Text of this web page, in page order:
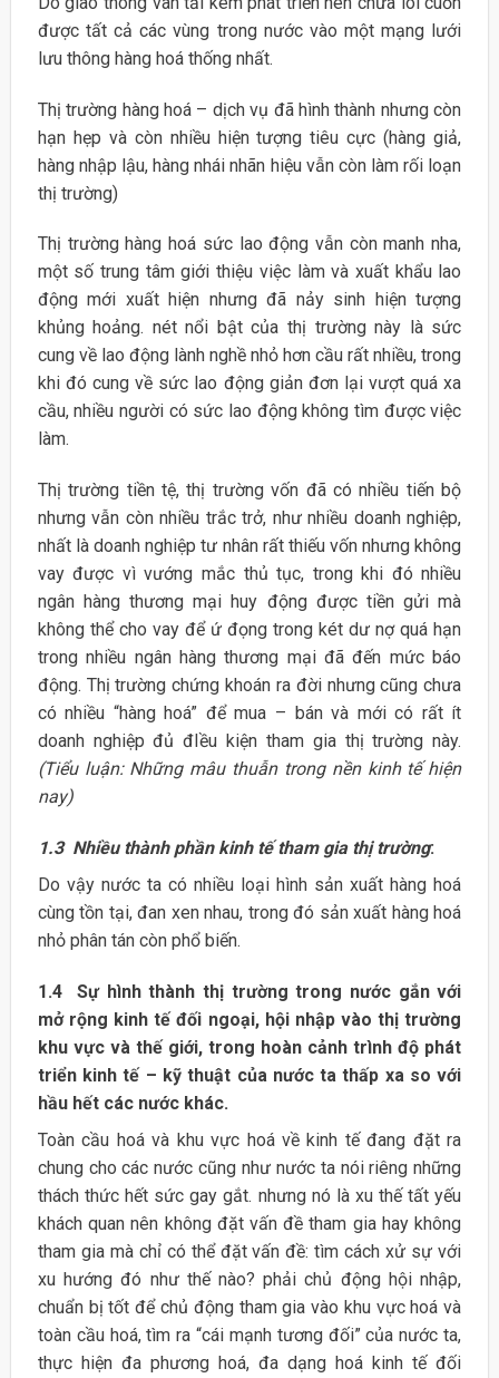
được tất cả các vùng trong nước vào một mạng lưới
lưu thông hàng hoá thống nhất.
Thị trường hàng hoá – dịch vụ đã hình thành nhưng còn
hạn hẹp và còn nhiều hiện tượng tiêu cực (hàng giả,
hàng nhập lậu, hàng nhái nhãn hiệu vẫn còn làm rối loạn
thị trường)
Thị trường hàng hoá sức lao động vẫn còn manh nha,
một số trung tâm giới thiệu việc làm và xuất khẩu lao
động mới xuất hiện nhưng đã nảy sinh hiện tượng
khủng hoảng. nét nổi bật của thị trường này là sức
cung về lao động lành nghề nhỏ hơn cầu rất nhiều, trong
khi đó cung về sức lao động giản đơn lại vượt quá xa
cầu, nhiều người có sức lao động không tìm được việc
làm.
Thị trường tiền tệ, thị trường vốn đã có nhiều tiến bộ
nhưng vẫn còn nhiều trắc trở, như nhiều doanh nghiệp,
nhất là doanh nghiệp tư nhân rất thiếu vốn nhưng không
vay được vì vướng mắc thủ tục, trong khi đó nhiều
ngân hàng thương mại huy động được tiền gửi mà
không thể cho vay để ứ đọng trong két dư nợ quá hạn
trong nhiều ngân hàng thương mại đã đến mức báo
động. Thị trường chứng khoán ra đời nhưng cũng chưa
có nhiều “hàng hoá” để mua – bán và mới có rất ít
doanh nghiệp đủ đIều kiện tham gia thị trường này.
(Tiểu luận: Những mâu thuẫn trong nền kinh tế hiện
nay)
1.3 Nhiều thành phần kinh tế tham gia thị trường:
Do vậy nước ta có nhiều loại hình sản xuất hàng hoá
cùng tồn tại, đan xen nhau, trong đó sản xuất hàng hoá
nhỏ phân tán còn phổ biến.
1.4 Sự hình thành thị trường trong nước gắn với
mở rộng kinh tế đối ngoại, hội nhập vào thị trường
khu vực và thế giới, trong hoàn cảnh trình độ phát
triển kinh tế – kỹ thuật của nước ta thấp xa so với
hầu hết các nước khác.
Toàn cầu hoá và khu vực hoá về kinh tế đang đặt ra
chung cho các nước cũng như nước ta nói riêng những
thách thức hết sức gay gắt. nhưng nó là xu thế tất yếu
khách quan nên không đặt vấn đề tham gia hay không
tham gia mà chỉ có thể đặt vấn đề: tìm cách xử sự với
xu hướng đó như thế nào? phải chủ động hội nhập,
chuẩn bị tốt để chủ động tham gia vào khu vực hoá và
toàn cầu hoá, tìm ra “cái mạnh tương đối” của nước ta,
thực hiện đa phương hoá, đa dạng hoá kinh tế đối